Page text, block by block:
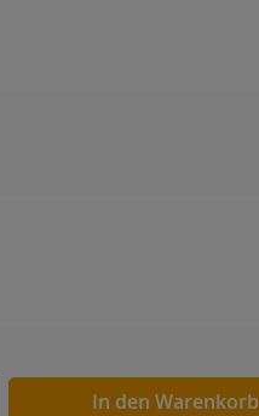
Anzahl In den Warenkorb